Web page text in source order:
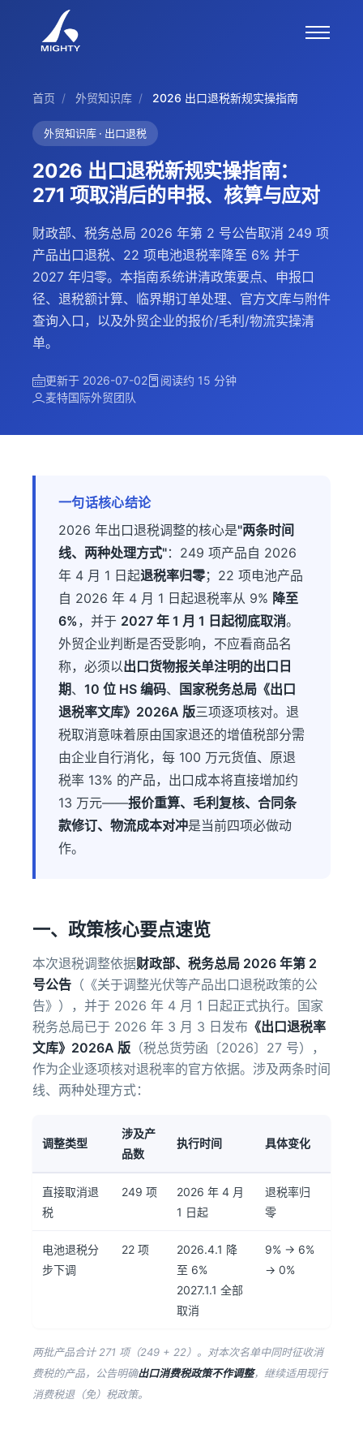
首页 / 外贸知识库 / 2026 出口退税新规实操指南
外贸知识库 · 出口退税
2026 出口退税新规实操指南：
271 项取消后的申报、核算与应对
财政部、税务总局 2026 年第 2 号公告取消 249 项
产品出口退税、22 项电池退税率降至 6% 并于
2027 年归零。本指南系统讲清政策要点、申报口
径、退税额计算、临界期订单处理、官方文库与附件
查询入口，以及外贸企业的报价/毛利/物流实操清
单。
更新于 2026-07-02
阅读约 15 分钟
麦特国际外贸团队
一句话核心结论
2026 年出口退税调整的核心是"两条时间
线、两种处理方式"：249 项产品自 2026
年 4 月 1 日起退税率归零；22 项电池产品
自 2026 年 4 月 1 日起退税率从 9% 降至
6%，并于 2027 年 1 月 1 日起彻底取消。
外贸企业判断是否受影响，不应看商品名
称，必须以出口货物报关单注明的出口日
期、 10 位 HS 编码、
国家税务总局《出口
退税率文库》2026A 版三项逐项核对。退
税取消意味着原由国家退还的增值税部分需
由企业自行消化，每 100 万元货值、原退
税率 13% 的产品，出口成本将直接增加约
13 万元——报价重算、毛利复核、合同条
款修订、物流成本对冲是当前四项必做动
作。
一、政策核心要点速览
本次退税调整依据财政部、税务总局 2026 年第 2
号公告 （《关于调整光伏等产品出口退税政策的公
告》），并于 2026 年 4 月 1 日起正式执行。国家
税务总局已于 2026 年 3 月 3 日发布 《出口退税率
文库》2026A 版 （税总货劳函〔2026〕27 号），
作为企业逐项核对退税率的官方依据。涉及两条时间
线、两种处理方式：
调整类型
涉及产
品数
执行时间 具体变化
直接取消退
税
249 项
2026 年 4 月
1 日起
退税率归
零
电池退税分
步下调
22 项
2026.4.1 降
至 6%
2027.1.1 全部
取消
9% → 6%
→ 0%
两批产品合计 271 项（249 + 22）。对本次名单中同时征收消
费税的产品，公告明确出口消费税政策不作调整，继续适用现行
消费税退（免）税政策。